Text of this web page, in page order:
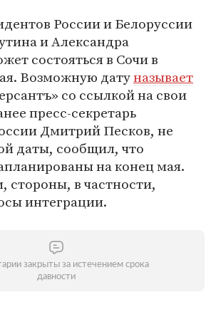
России и Белоруссии
и Александра
состояться в Сочи в
Возможную датуназывает
со ссылкой на свои
пресс-секретарь
Дмитрий Песков, не
даты, сообщил, что
на конец мая.
стороны, в частности,
интеграции.
закрыты за истечением срока
давности